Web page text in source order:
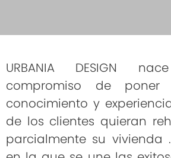
URBANIA DESIGN
compromiso de poner
conocimiento y
de los clientes quieran
parcialmente su vivienda